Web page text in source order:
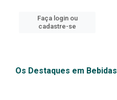
Faça login ou
cadastre-se
Os Destaques em Bebidas